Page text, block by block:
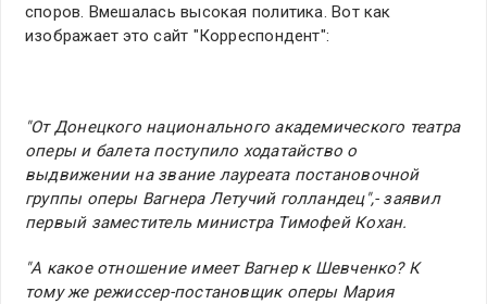
споров. Вмешалась высокая политика. Вот как
изображает это сайт "Корреспондент":
"От Донецкого национального академического театра
оперы и балета поступило ходатайство о
выдвижении на звание лауреата постановочной
группы оперы Вагнера Летучий голландец",- заявил
первый заместитель министра Тимофей Кохан.
"А какое отношение имеет Вагнер к Шевченко? К
тому же режиссер-постановщик оперы Мария